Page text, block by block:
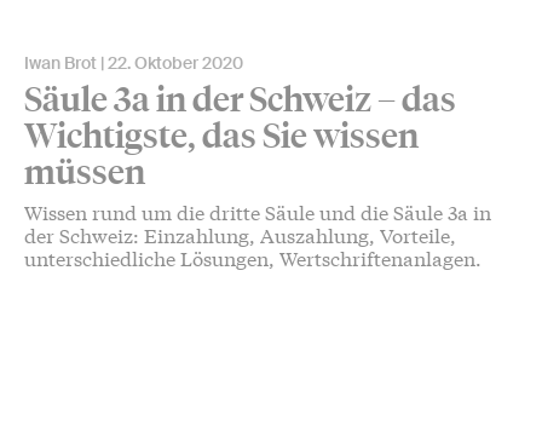
Iwan Brot 22. Oktober 2020
Säule 3a in der Schweiz – das
Wichtigste, das Sie wissen
müssen
Wissen rund um die dritte Säule und die Säule 3a in
der Schweiz: Einzahlung, Auszahlung, Vorteile,
unterschiedliche Lösungen, Wertschriftenanlagen.